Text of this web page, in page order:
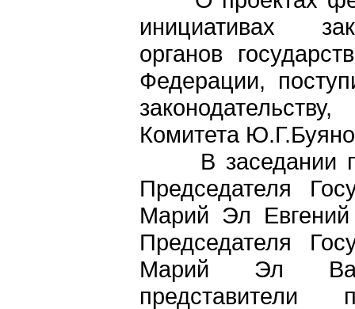
инициативах
органов
Федерации,
Комитета
В заседании
Председателя
Марий Эл
Председателя
Марий Эл
представители